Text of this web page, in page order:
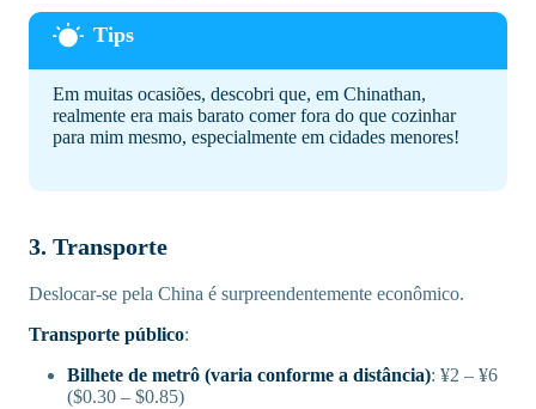
Em muitas ocasiões, descobri que, em Chinathan,
realmente era mais barato comer fora do que cozinhar
para mim mesmo, especialmente em cidades menores!
3. Transporte
Deslocar-se pela China é surpreendentemente econômico.
Transporte público:
Bilhete de metrô (varia conforme a distância): ¥2 – ¥6
($0.30 – $0.85)